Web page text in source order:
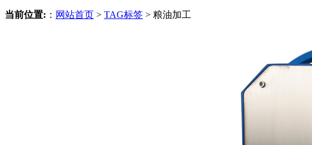
当前位置: ： 网站首页 > TAG标签 > 粮油加工